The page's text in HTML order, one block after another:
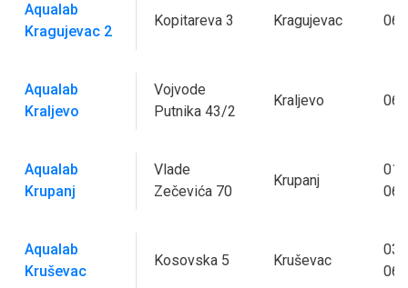
Aqualab
Kragujevac 2
Kopitareva 3 Kragujevac
Aqualab
Kraljevo
Vojvode
Putnika 43/2
Kraljevo
Aqualab
Krupanj
Vlade
Zečevića 70
Krupanj
Aqualab
Kruševac
Kosovska 5 Kruševac